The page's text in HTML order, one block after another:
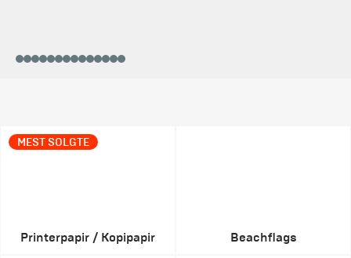
MEST SOLGTE
Printerpapir / Kopipapir Beachflags